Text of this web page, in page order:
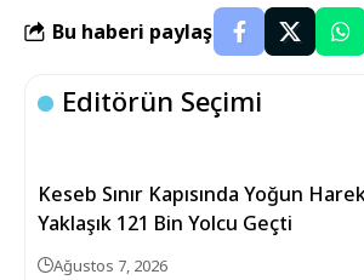
Bu haberi paylaş
Editörün Seçimi
Keseb Sınır Kapısında Yoğun
Yaklaşık 121 Bin Yolcu Geçti
Ağustos 7, 2026